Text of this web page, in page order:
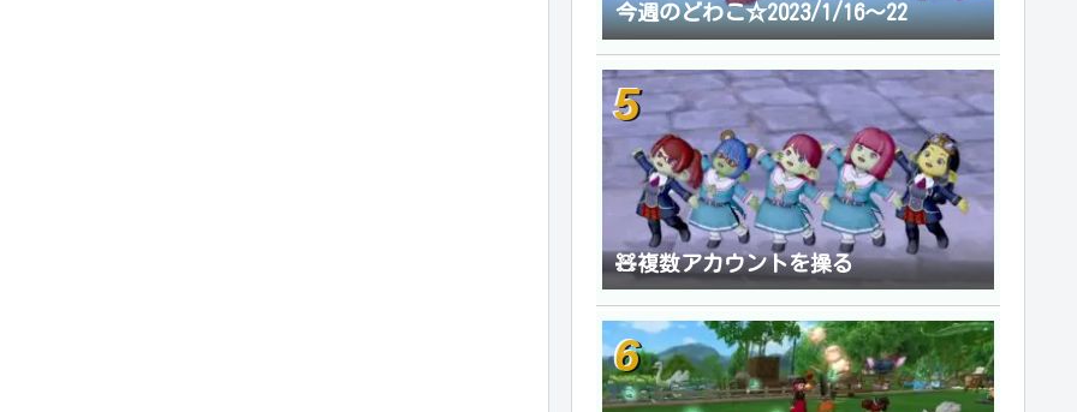
今週のどわこ☆2023/1/16～22
🧸複数アカウントを操る